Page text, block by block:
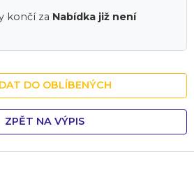
končí za Nabídka již není
DO OBLÍBENÝCH
ZPĚT NA VÝPIS